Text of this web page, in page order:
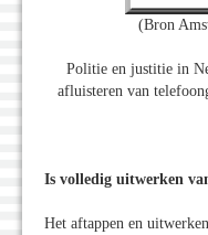
(Bron
Politie en justitie in
afluisteren van
Is volledig uitwerken
Het aftappen en